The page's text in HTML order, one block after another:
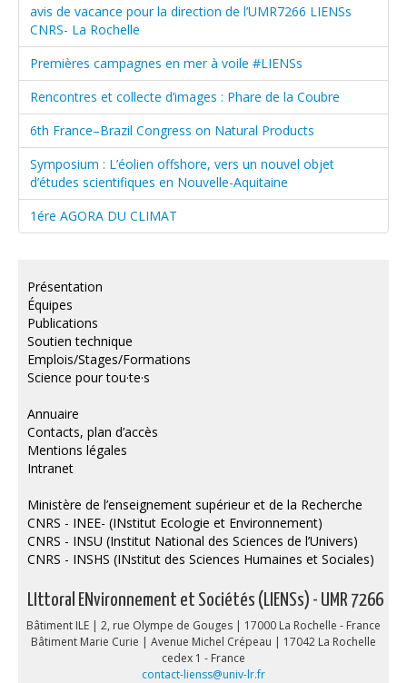
avis de vacance pour la direction de l’UMR7266 LIENSs
CNRS- La Rochelle
Premières campagnes en mer à voile #LIENSs
Rencontres et collecte d’images : Phare de la Coubre
6th France–Brazil Congress on Natural Products
Symposium : L’éolien offshore, vers un nouvel objet
d’études scientifiques en Nouvelle-Aquitaine
1ére AGORA DU CLIMAT
Présentation
Équipes
Publications
Soutien technique
Emplois/Stages/Formations
Science pour tou·te·s
Annuaire
Contacts, plan d’accès
Mentions légales
Intranet
Ministère de l’enseignement supérieur et de la Recherche
CNRS - INEE- (INstitut Ecologie et Environnement)
CNRS - INSU (Institut National des Sciences de l’Univers)
CNRS - INSHS (INstitut des Sciences Humaines et Sociales)
LIttoral ENvironnement et Sociétés (LIENSs) - UMR 7266
Bâtiment ILE | 2, rue Olympe de Gouges | 17000 La Rochelle - France
Bâtiment Marie Curie | Avenue Michel Crépeau | 17042 La Rochelle
cedex 1 - France
contact-lienss@univ-lr.fr